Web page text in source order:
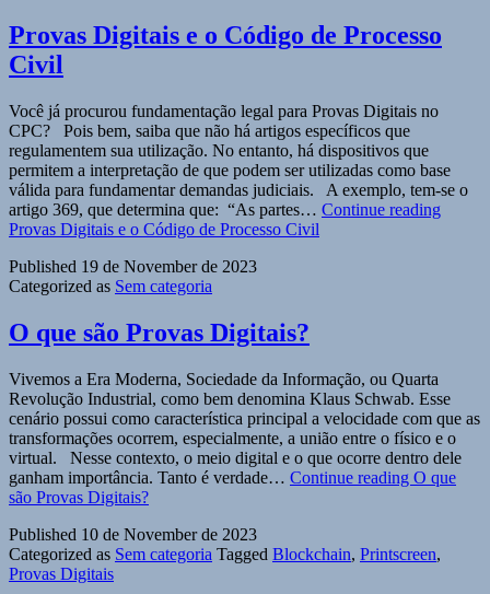
Provas Digitais e o Código de Processo
Civil
Você já procurou fundamentação legal para Provas Digitais no
CPC? Pois bem, saiba que não há artigos específicos que
regulamentem sua utilização. No entanto, há dispositivos que
permitem a interpretação de que podem ser utilizadas como base
válida para fundamentar demandas judiciais. A exemplo, tem-se o
artigo 369, que determina que: “As partes… Continue reading
Provas Digitais e o Código de Processo Civil
Published 19 de November de 2023
Categorized as Sem categoria
O que são Provas Digitais?
Vivemos a Era Moderna, Sociedade da Informação, ou Quarta
Revolução Industrial, como bem denomina Klaus Schwab. Esse
cenário possui como característica principal a velocidade com que as
transformações ocorrem, especialmente, a união entre o físico e o
virtual. Nesse contexto, o meio digital e o que ocorre dentro dele
ganham importância. Tanto é verdade… Continue reading O que
são Provas Digitais?
Published 10 de November de 2023
Categorized as Sem categoria Tagged Blockchain, Printscreen,
Provas Digitais